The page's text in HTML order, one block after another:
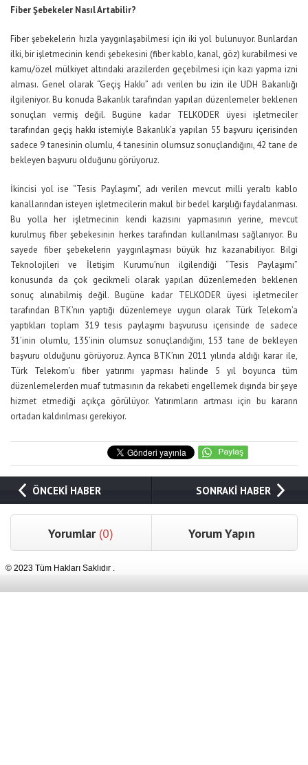
Fiber Şebekeler Nasıl Artabilir?
Fiber şebekelerin hızla yaygınlaşabilmesi için iki yol bulunuyor. Bunlardan
ilki, bir işletmecinin kendi şebekesini (fiber kablo, kanal, göz) kurabilmesi ve
kamu/özel mülkiyet altındaki arazilerden geçebilmesi için kazı yapma izni
alması. Genel olarak “Geçiş Hakkı” adı verilen bu izin ile UDH Bakanlığı
ilgileniyor. Bu konuda Bakanlık tarafından yapılan düzenlemeler beklenen
sonuçları vermiş değil. Bugüne kadar TELKODER üyesi işletmeciler
tarafından geçiş hakkı istemiyle Bakanlık’a yapılan 55 başvuru içerisinden
sadece 9 tanesinin olumlu, 4 tanesinin olumsuz sonuçlandığını, 42 tane de
bekleyen başvuru olduğunu görüyoruz.
İkincisi yol ise “Tesis Paylaşımı”, adı verilen mevcut milli yeraltı kablo
kanallarından isteyen işletmecilerin makul bir bedel karşılığı faydalanması.
Bu yolla her işletmecinin kendi kazısını yapmasının yerine, mevcut
kurulmuş fiber şebekesinin herkes tarafından kullanılması sağlanıyor. Bu
sayede fiber şebekelerin yaygınlaşması büyük hız kazanabiliyor. Bilgi
Teknolojileri ve İletişim Kurumu’nun ilgilendiği “Tesis Paylaşımı”
konusunda da çok gecikmeli olarak yapılan düzenlemeden beklenen
sonuç alınabilmiş değil. Bugüne kadar TELKODER üyesi işletmeciler
tarafından BTK’nın yaptığı düzenlemeye uygun olarak Türk Telekom’a
yaptıkları toplam 319 tesis paylaşımı başvurusu içerisinde de sadece
31’inin olumlu, 135’inin olumsuz sonuçlandığını, 153 tane de bekleyen
başvuru olduğunu görüyoruz. Ayrıca BTK’nın 2011 yılında aldığı karar ile,
Türk Telekom’u fiber yatırımı yapması halinde 5 yıl boyunca tüm
düzenlemelerden muaf tutmasının da rekabeti engellemek dışında bir şeye
hizmet etmediği açıkça görülüyor. Yatırımların artması için bu kararın
ortadan kaldırılması gerekiyor.
ÖNCEKİ HABER SONRAKİ HABER
Yorumlar (0) Yorum Yapın
© 2023 Tüm Hakları Saklıdır .